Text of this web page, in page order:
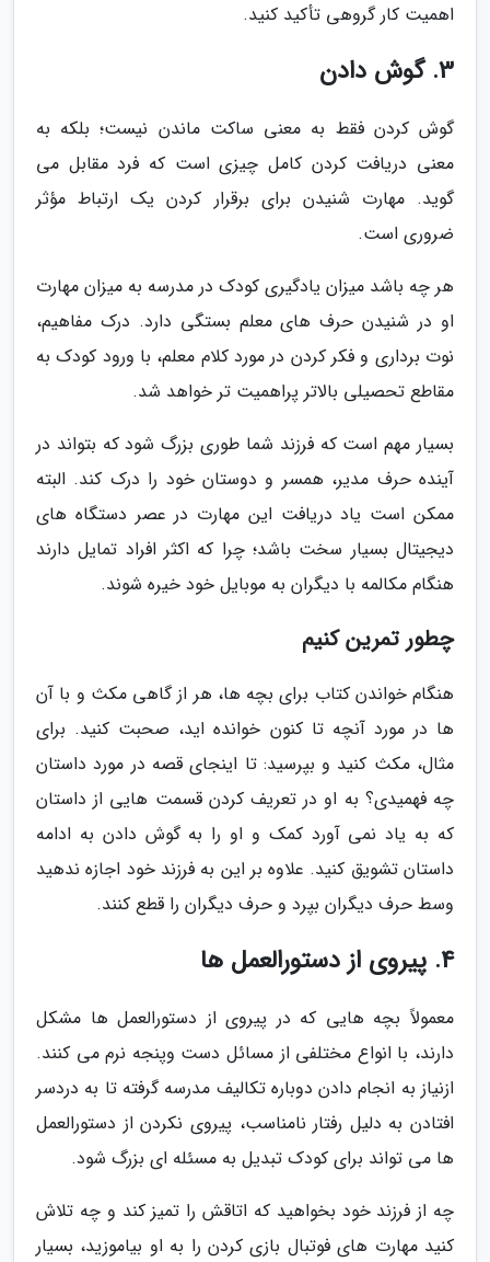
اهمیت کار گروهی تأکید کنید.
3. گوش دادن
گوش کردن فقط به معنی ساکت ماندن نیست؛ بلکه به
معنی دریافت کردن کامل چیزی است که فرد مقابل می
گوید. مهارت شنیدن برای برقرار کردن یک ارتباط مؤثر
ضروری است.
هر چه باشد میزان یادگیری کودک در مدرسه به میزان مهارت
او در شنیدن حرف های معلم بستگی دارد. درک مفاهیم،
نوت برداری و فکر کردن در مورد کلام معلم، با ورود کودک به
مقاطع تحصیلی بالاتر پراهمیت تر خواهد شد.
بسیار مهم است که فرزند شما طوری بزرگ شود که بتواند در
آینده حرف مدیر، همسر و دوستان خود را درک کند. البته
ممکن است یاد دریافت این مهارت در عصر دستگاه های
دیجیتال بسیار سخت باشد؛ چرا که اکثر افراد تمایل دارند
هنگام مکالمه با دیگران به موبایل خود خیره شوند.
چطور تمرین کنیم
هنگام خواندن کتاب برای بچه ها، هر از گاهی مکث و با آن
ها در مورد آنچه تا کنون خوانده اید، صحبت کنید. برای
مثال، مکث کنید و بپرسید: تا اینجای قصه در مورد داستان
چه فهمیدی؟ به او در تعریف کردن قسمت هایی از داستان
که به یاد نمی آورد کمک و او را به گوش دادن به ادامه
داستان تشویق کنید. علاوه بر این به فرزند خود اجازه ندهید
وسط حرف دیگران بپرد و حرف دیگران را قطع کنند.
4. پیروی از دستورالعمل ها
معمولاً بچه هایی که در پیروی از دستورالعمل ها مشکل
دارند، با انواع مختلفی از مسائل دست وپنجه نرم می کنند.
ازنیاز به انجام دادن دوباره تکالیف مدرسه گرفته تا به دردسر
افتادن به دلیل رفتار نامناسب، پیروی نکردن از دستورالعمل
ها می تواند برای کودک تبدیل به مسئله ای بزرگ شود.
چه از فرزند خود بخواهید که اتاقش را تمیز کند و چه تلاش
کنید مهارت های فوتبال بازی کردن را به او بیاموزید، بسیار